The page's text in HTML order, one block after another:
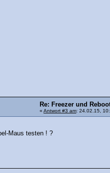
Re: Freezer und
« Antwort #3 am: 24.02.15,
Maus testen ! ?